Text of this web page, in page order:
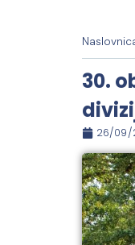
30.
26/09/